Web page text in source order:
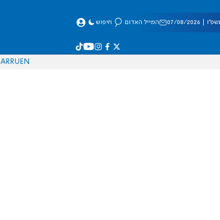
08/2026 המייל האדום חיפוש
EN
RU
AR